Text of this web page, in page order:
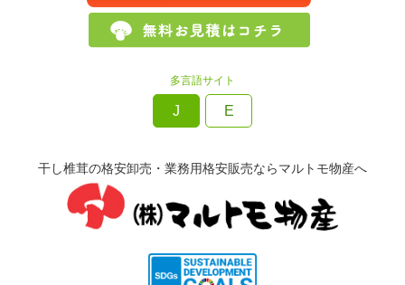
多言語サイト
J E
干し椎茸の格安卸売・業務用格安販売ならマルトモ物産へ